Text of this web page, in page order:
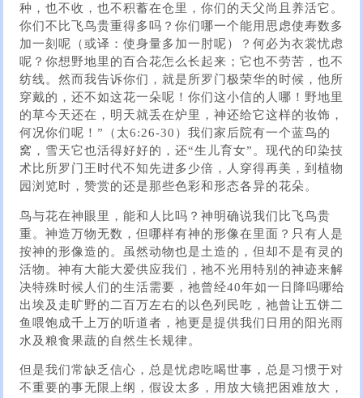
种，也不收，也不积蓄在仓里，你们的天父尚且养活它。
你们不比飞鸟贵重得多吗？你们哪一个能用思虑使寿数多
加一刻呢（或译：使身量多加一肘呢）？何必为衣裳忧虑
呢？你想野地里的百合花怎么长起来；它也不劳苦，也不
纺线。然而我告诉你们，就是所罗门极荣华的时候，他所
穿戴的，还不如这花一朵呢！你们这小信的人哪！野地里
的草今天还在，明天就丢在炉里，神还给它这样的妆饰，
何况你们呢！”（太6:26-30）我们家后院有一个蓝鸟的
窝，雪天它也活得好好的，还“生儿育女”。现代的印染技
术比所罗门王时代不知先进多少倍，人穿得再美，到植物
园浏览时，赞赏的还是那些色彩和形态各异的花朵。
鸟与花在神眼里，能和人比吗？神明确说我们比飞鸟贵
重。神造万物无数，但哪样有神的形像在里面？只有人是
按神的形像造的。虽然动物也是土造的，但却不是有灵的
活物。神有大能大爱供应我们，祂不光用特别的神迹来解
决特殊时候人们的生活需要，祂曾经40年如一日降吗哪给
出埃及走旷野的二百万左右的以色列民吃，祂曾让五饼二
鱼喂饱成千上万的听道者，祂更是提供我们日用的阳光雨
水及粮食果蔬的自然生长规律。
但是我们常缺乏信心，总是忧虑吃喝世事，总是习惯于对
不重要的事无限上纲，假设太多，用放大镜把困难放大，